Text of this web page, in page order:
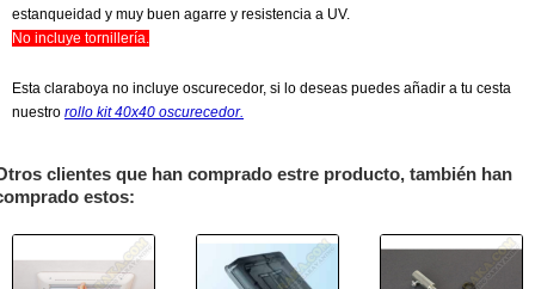
estanqueidad y muy buen agarre y resistencia a UV.
No incluye tornillería.
Esta claraboya no incluye oscurecedor, si lo deseas puedes añadir a tu cesta
nuestro rollo kit 40x40 oscurecedor.
clientes que han comprado estre producto, también han
estos: